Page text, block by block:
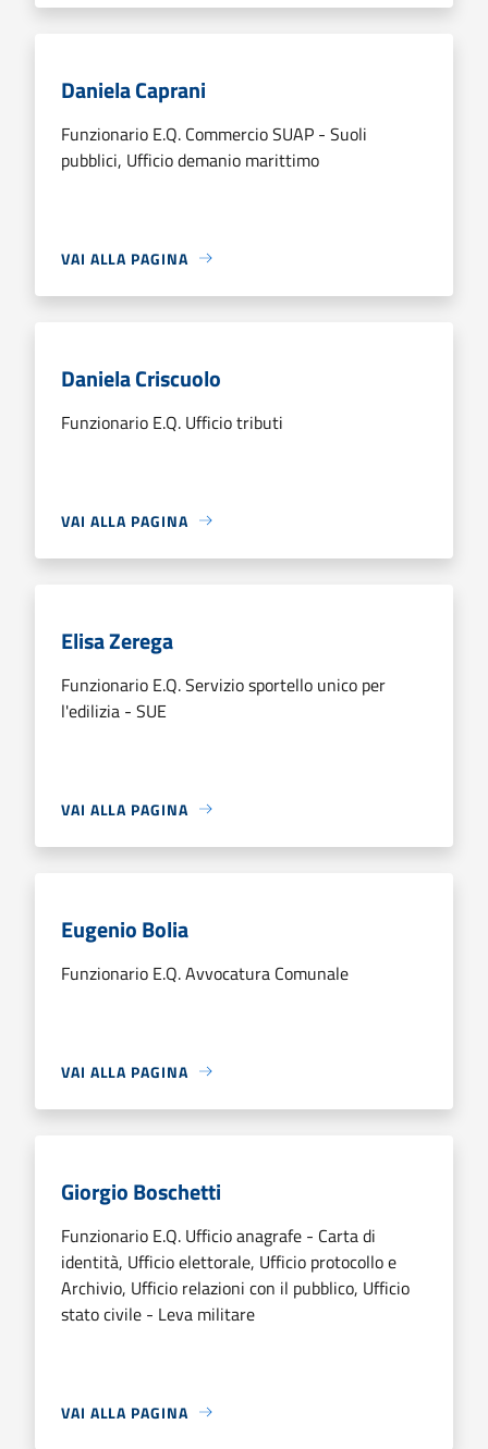
Daniela Caprani
Funzionario E.Q. Commercio SUAP - Suoli
pubblici, Ufficio demanio marittimo
VAI ALLA PAGINA
Daniela Criscuolo
Funzionario E.Q. Ufficio tributi
VAI ALLA PAGINA
Elisa Zerega
Funzionario E.Q. Servizio sportello unico per
l'edilizia - SUE
VAI ALLA PAGINA
Eugenio Bolia
Funzionario E.Q. Avvocatura Comunale
VAI ALLA PAGINA
Giorgio Boschetti
Funzionario E.Q. Ufficio anagrafe - Carta di
identità, Ufficio elettorale, Ufficio protocollo e
Archivio, Ufficio relazioni con il pubblico, Ufficio
stato civile - Leva militare
VAI ALLA PAGINA